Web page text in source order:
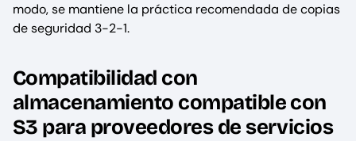
modo, se mantiene la práctica recomendada de copias
de seguridad 3-2-1.
Compatibilidad con
almacenamiento compatible con
S3 para proveedores de servicios